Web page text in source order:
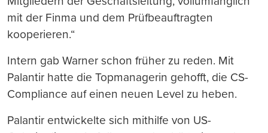
mit der Finma und dem Prüfbeauftragten
kooperieren.“
Intern gab Warner schon früher zu reden. Mit
Palantir hatte die Topmanagerin gehofft, die CS-
Compliance auf einen neuen Level zu heben.
Palantir entwickelte sich mithilfe von US-